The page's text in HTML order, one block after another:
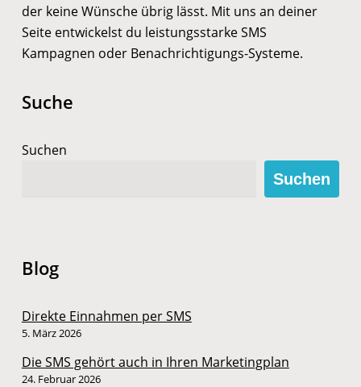
der keine Wünsche übrig lässt. Mit uns an deiner
Seite entwickelst du leistungsstarke SMS
Kampagnen oder Benachrichtigungs-Systeme.
Suche
Suchen
Suchen
Blog
Direkte Einnahmen per SMS
5. März 2026
Die SMS gehört auch in Ihren Marketingplan
24. Februar 2026